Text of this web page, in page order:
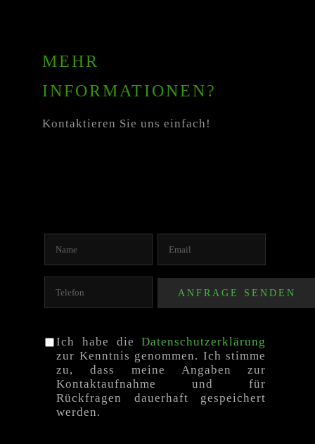
MEHR
INFORMATIONEN?
Kontaktieren Sie uns einfach!
Ich habe dieDatenschutzerklärung
zur Kenntnis genommen. Ich stimme
zu, dass meine Angaben zur
Kontaktaufnahme und für
Rückfragen dauerhaft gespeichert
werden.